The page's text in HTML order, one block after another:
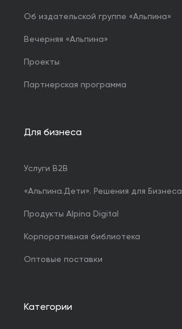
Об издательской группе «Альпина»
Вечерняя «Альпина»
Проекты
Партнерская программа
Для бизнеса
Услуги B2B
«Альпина.Дети». Решения для Бизнеса
Продукты Alpina Digital
Корпоративная библиотека
Оптовые поставки
Категории